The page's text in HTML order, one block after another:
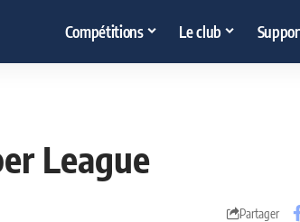
Compétitions Le club
League
Partager